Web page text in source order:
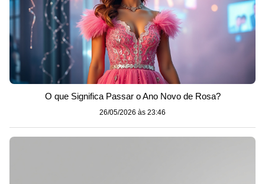
O que Significa Passar o Ano Novo de Rosa?
26/05/2026 às 23:46